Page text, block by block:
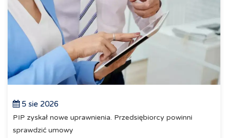
5 sie 2026
PIP zyskał nowe uprawnienia. Przedsiębiorcy powinni
sprawdzić umowy